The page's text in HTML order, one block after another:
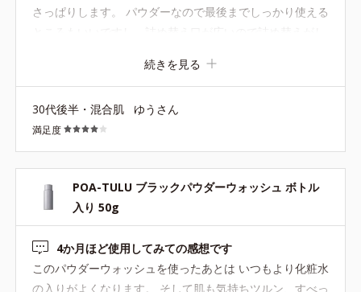
さっぱりします。 パウダーなので最後までしっかり使える
続きを見る
30代後半・混合肌 ゆうさん
満足度
POA-TULU ブラックパウダーウォッシュ ボトル
入り 50g
4か月ほど使用してみての感想です
このパウダーウォッシュを使ったあとは いつもより化粧水
の入りがよくなります。 そして肌も気持ちツルン、すべっ